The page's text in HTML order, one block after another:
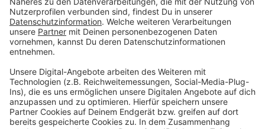
Unternehmen und Verbraucher zu reduzieren. Weitere
wirtschaftliche Maßnahmen umfassen die
Abschaffung der Bonpflicht in Geschäften und die
Einführung einer wöchentlichen Höchstarbeitszeit.
und der Dieselpreis für Landwirte reduziert werden. Ein
erster Erfolg ist bereits erzielt: Das Kabinett hat
beschlossen, 25 der 43 Beauftragtenabzuschaffen,
darunter den Klimaschutzbeauftragten.